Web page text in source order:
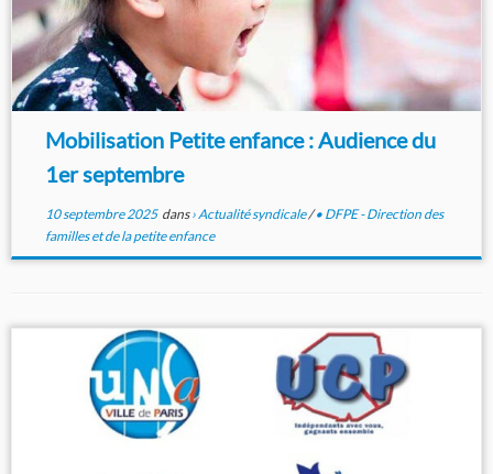
Mobilisation Petite enfance : Audience du
1er septembre
10 septembre 2025dans› Actualité syndicale/• DFPE - Direction des
familles et de la petite enfance